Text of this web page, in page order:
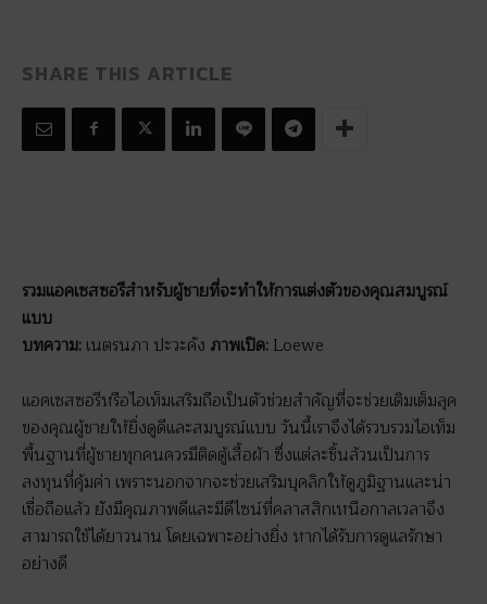
SHARE THIS ARTICLE
รวมแอคเซสซอรีสำหรับผู้ชายที่จะทำให้การแต่งตัวของคุณสมบูรณ์
แบบ
บทความ: เนตรนภา ปะวะคัง ภาพเปิด: Loewe
แอคเซสซอรีหรือไอเท็มเสริมถือเป็นตัวช่วยสำคัญที่จะช่วยเติมเต็มลุค
ของคุณผู้ชายให้ยิ่งดูดีและสมบูรณ์แบบ วันนี้เราจึงได้รวบรวมไอเท็ม
พื้นฐานที่ผู้ชายทุกคนควรมีติดตู้เสื้อผ้า ซึ่งแต่ละชิ้นล้วนเป็นการ
ลงทุนที่คุ้มค่า เพราะนอกจากจะช่วยเสริมบุคลิกให้ดูภูมิฐานและน่า
เชื่อถือแล้ว ยังมีคุณภาพดีและมีดีไซน์ที่คลาสสิกเหนือกาลเวลาจึง
สามารถใช้ได้ยาวนาน โดยเฉพาะอย่างยิ่ง หากได้รับการดูแลรักษา
อย่างดี